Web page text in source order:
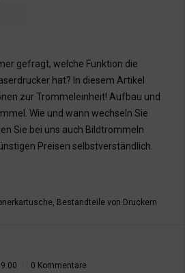
gefragt, welche Funktion die
hat? In diesem Artikel
zur Trommeleinheit! Aufbau und
Wie und wann wechseln Sie
Sie bei uns auch Bildtrommeln
Preisen selbstverständlich.
, Bestandteile von Druckern
0 Kommentare